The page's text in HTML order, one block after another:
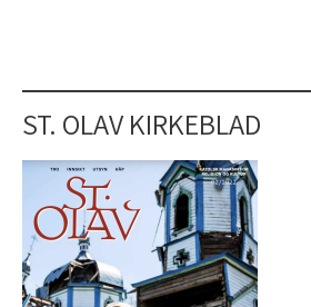
ST. OLAV KIRKEBLAD